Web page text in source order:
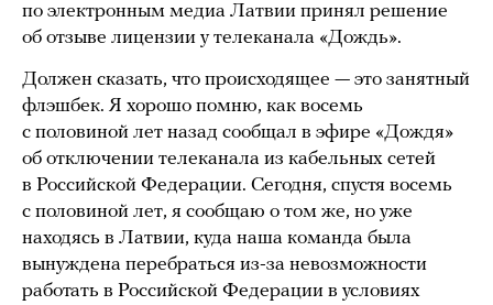
по электронным медиа Латвии принял решение
об отзыве лицензии у телеканала «Дождь».
Должен сказать, что происходящее — это занятный
флэшбек. Я хорошо помню, как восемь
с половиной лет назад сообщал в эфире «Дождя»
об отключении телеканала из кабельных сетей
в Российской Федерации. Сегодня, спустя восемь
с половиной лет, я сообщаю о том же, но уже
находясь в Латвии, куда наша команда была
вынуждена перебраться из-за невозможности
работать в Российской Федерации в условиях